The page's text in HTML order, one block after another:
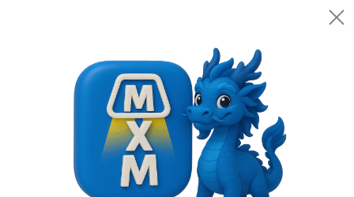
Открыть
Категории Светильники
Люстры